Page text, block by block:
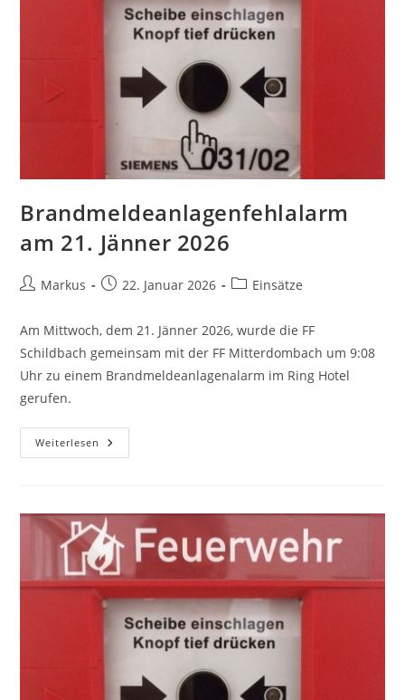
Brandmeldeanlagenfehlalarm
am 21. Jänner 2026
Markus 22. Januar 2026 Einsätze
Am Mittwoch, dem 21. Jänner 2026, wurde die FF
Schildbach gemeinsam mit der FF Mitterdombach um 9:08
Uhr zu einem Brandmeldeanlagenalarm im Ring Hotel
gerufen.
Weiterlesen